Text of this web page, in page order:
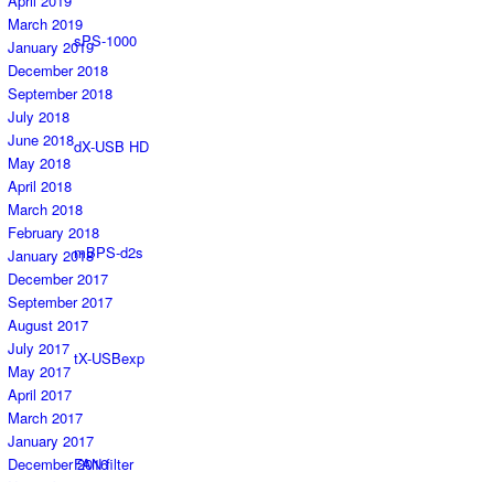
sPS-1000
dX-USB HD
mBPS-d2s
tX-USBexp
FAN filter
March 2019
January 2019
December 2018
September 2018
July 2018
June 2018
May 2018
April 2018
March 2018
February 2018
January 2018
December 2017
September 2017
August 2017
July 2017
May 2017
April 2017
March 2017
January 2017
December 2016